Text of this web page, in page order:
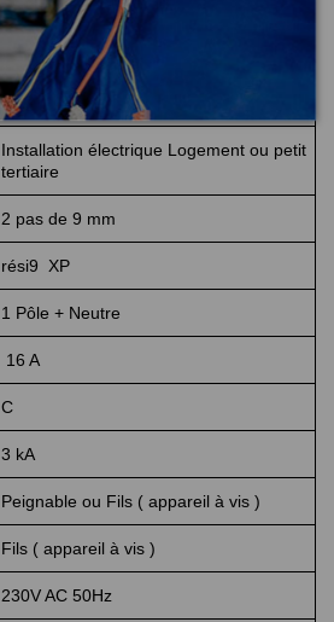
oui
2 ans
blanc
Installation électrique Logement ou petit
tertiaire
2 pas de 9 mm
rési9 XP
1 Pôle + Neutre
16 A
C
3 kA
Peignable ou Fils ( appareil à vis )
Fils ( appareil à vis )
230V AC 50Hz